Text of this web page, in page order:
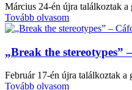
Március 24-én újra találkoztak
Tovább olvasom
„Break the stereotypes”
Február 17-én újra találkoztak
Tovább olvasom